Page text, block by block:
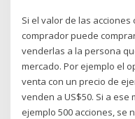
Si el valor de las
comprador puede
venderlas a la persona
mercado. Por ejemplo el
venta con un precio de
venden a US$50. Si a
ejemplo 500 acciones, se